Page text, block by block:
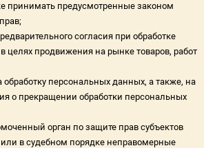
принимать предусмотренные законом
согласия при обработке
целях продвижения на рынке товаров, работ
обработку персональных данных, а также, на
о прекращении обработки персональных
орган по защите прав субъектов
в судебном порядке неправомерные